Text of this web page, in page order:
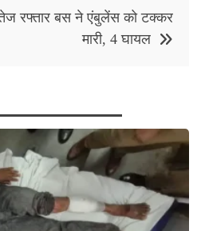
रफ्तार बस ने एंबुलेंस को टक्कर
मारी, 4 घायल